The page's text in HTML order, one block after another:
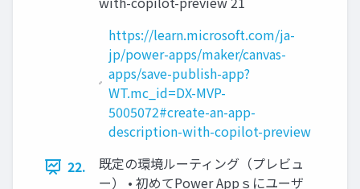
https://learn.microsoft.com/ja-
jp/power-apps/maker/canvas-
apps/save-publish-app?
WT.mc_id=DX-MVP-
5005072#create-an-app-
description-with-copilot-preview
22.
既定の環境ルーティング（プレビュ
ー） • 初めてPower Appｓにユーザ